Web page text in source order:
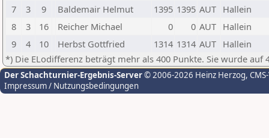
7
3 9 Baldemair Helmut 1395 1395 AUT Hallein
8
3 16 Reicher Michael 0 0 AUT Hallein
9
4 10 Herbst Gottfried 1314 1314 AUT Hallein
*) Die ELodifferenz beträgt mehr als 400 Punkte. Sie wurde auf
Der Schachturnier-Ergebnis-Server© 2006-2026 Heinz Herzog,
Impressum / Nutzungsbedingungen